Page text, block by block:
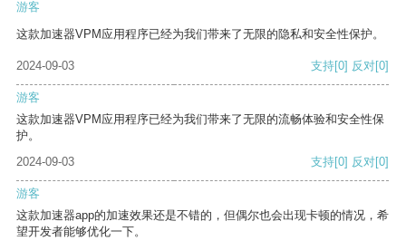
游客
这款加速器VPM应用程序已经为我们带来了无限的隐私和安全性保护。
2024-09-03 支持[0] 反对[0]
游客
这款加速器VPM应用程序已经为我们带来了无限的流畅体验和安全性保
护。
2024-09-03
支持[0] 反对[0]
游客
这款加速器app的加速效果还是不错的，但偶尔也会出现卡顿的情况，希
望开发者能够优化一下。